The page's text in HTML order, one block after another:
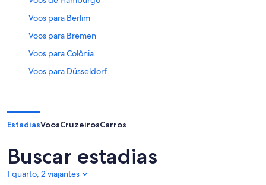
Voos para Berlim
Voos para Bremen
Voos para Colônia
Voos para Düsseldorf
Voos para Munique
Voos para Stuttgart
EstadiasVoosCruzeirosCarros
Buscar estadias
1 quarto, 2 viajantes